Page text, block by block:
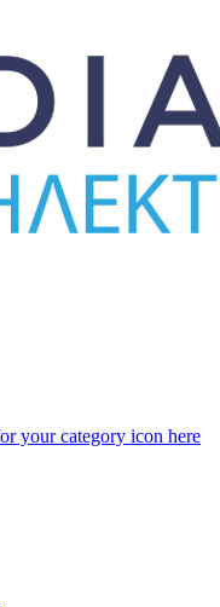
your category icon here